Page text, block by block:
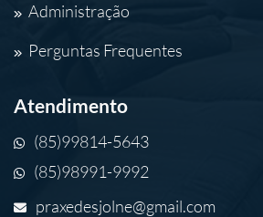
Administração
Perguntas Frequentes
Atendimento
(85)99814-5643
(85)98991-9992
praxedesjolne@gmail.com